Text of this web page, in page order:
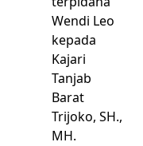
Wendi Leo
kepada
Kajari
Tanjab
Barat
Trijoko, SH.,
MH.